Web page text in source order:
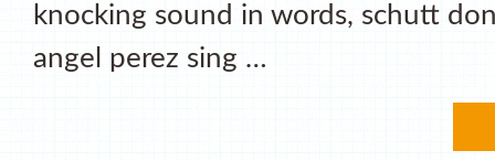
knocking sound in words, schutt
angel perez sing …